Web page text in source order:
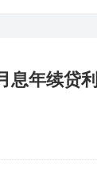
息年续贷利